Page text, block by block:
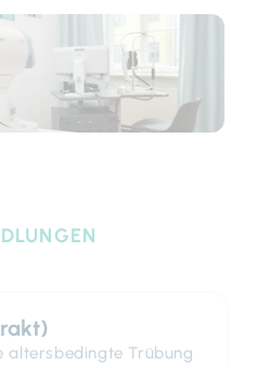
altersbedingte Trübung